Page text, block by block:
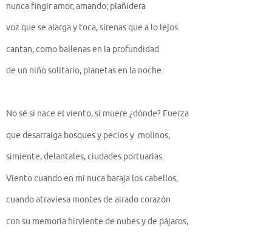
nunca fingir amor, amando; plañidera
voz que se alarga y toca, sirenas que a lo lejos
cantan, como ballenas en la profundidad
de un niño solitario, planetas en la noche.
No sé si nace el viento, si muere ¿dónde? Fuerza
que desarraiga bosques y pecios y molinos,
simiente, delantales, ciudades portuarias.
Viento cuando en mi nuca baraja los cabellos,
cuando atraviesa montes de airado corazón
con su memoria hirviente de nubes y de pájaros,